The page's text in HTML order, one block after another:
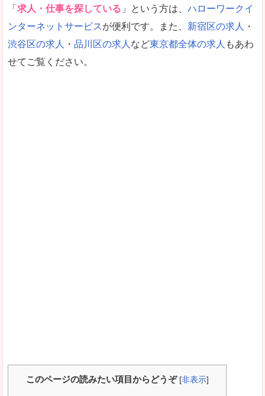
「 求人・仕事を探している 」という方は、 ハローワークイ
ンターネットサービスが便利です。また、 新宿区の求人
・
渋谷区の求人
・ 品川区の求人 など東京都全体の求人 もあわ
せてご覧ください。
このページの読みたい項目からどうぞ [非表示]